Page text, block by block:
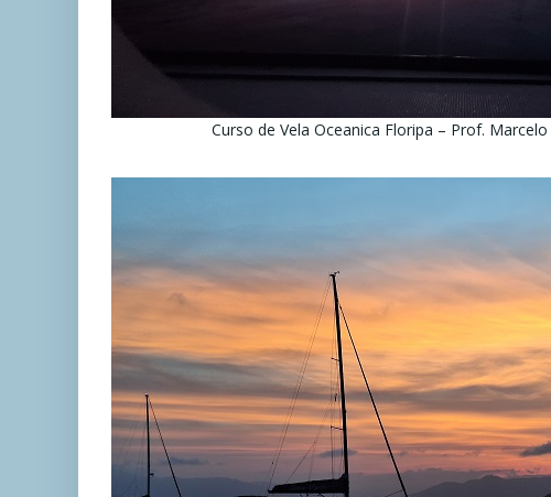
Curso de Vela Oceanica Floripa – Prof.